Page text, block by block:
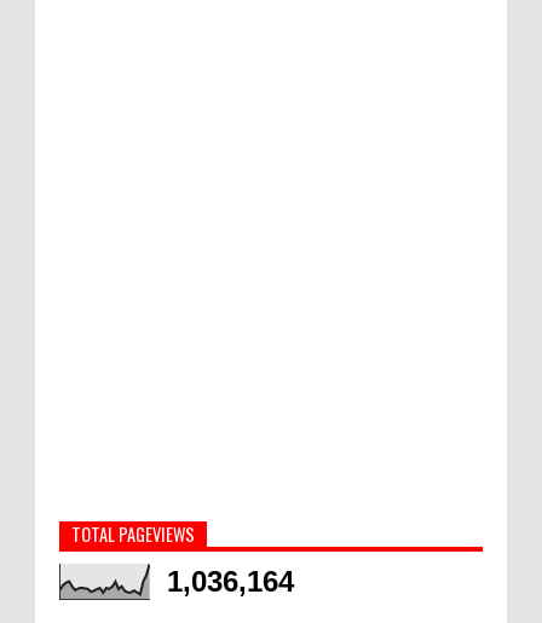
TOTAL PAGEVIEWS
1,036,164